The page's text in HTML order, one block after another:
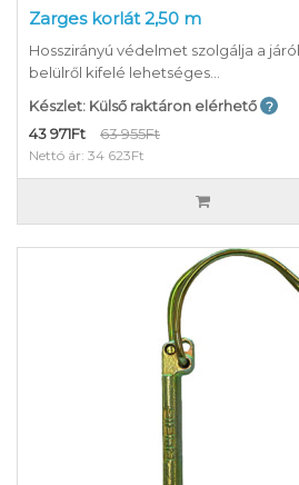
Zarges korlát 2,50 m
Hosszirányú védelmet szolgálja a
belülről kifelé lehetséges...
Készlet: Külső raktáron elérhető
43 971Ft
63 955Ft
Nettó ár: 34 623Ft